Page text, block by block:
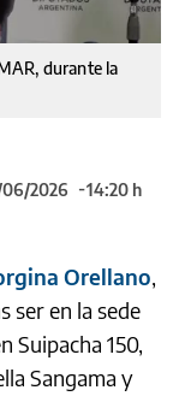
durante la
2026
14:20 h
Orellano,
ser en la sede
Suipacha 150,
Sangama y